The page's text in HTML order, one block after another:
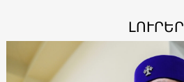
ԼՈՒՐԵՐ